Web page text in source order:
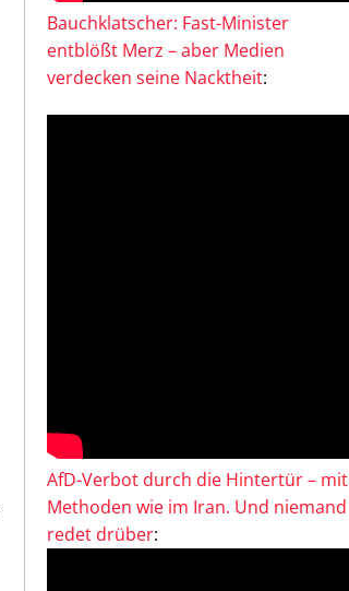
Bauchklatscher: Fast-Minister
entblößt Merz – aber Medien
verdecken seine Nacktheit:
AfD-Verbot durch die Hintertür – mit
Methoden wie im Iran. Und niemand
redet drüber: